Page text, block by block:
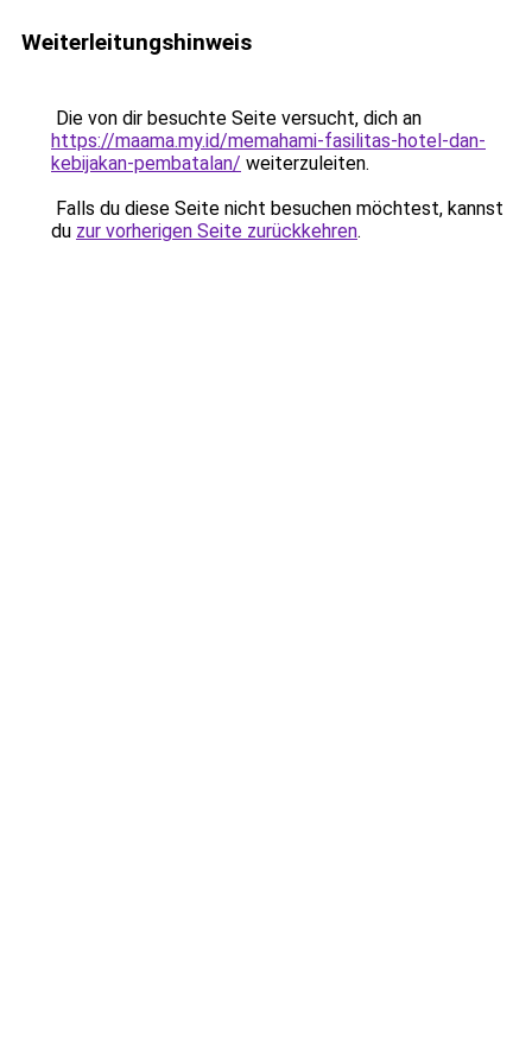
Weiterleitungshinweis
Die von dir besuchte Seite versucht, dich an
https://maama.my.id/memahami-fasilitas-hotel-dan-
kebijakan-pembatalan/ weiterzuleiten.
Falls du diese Seite nicht besuchen möchtest, kannst
du zur vorherigen Seite zurückkehren.